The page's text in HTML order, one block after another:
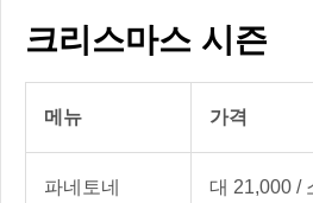
크리스마스 시즌
메뉴 가격
파네토네 대 21,000 /